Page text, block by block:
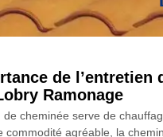
de l’entretien
Ramonage
de cheminée serve de
commodité agréable, la